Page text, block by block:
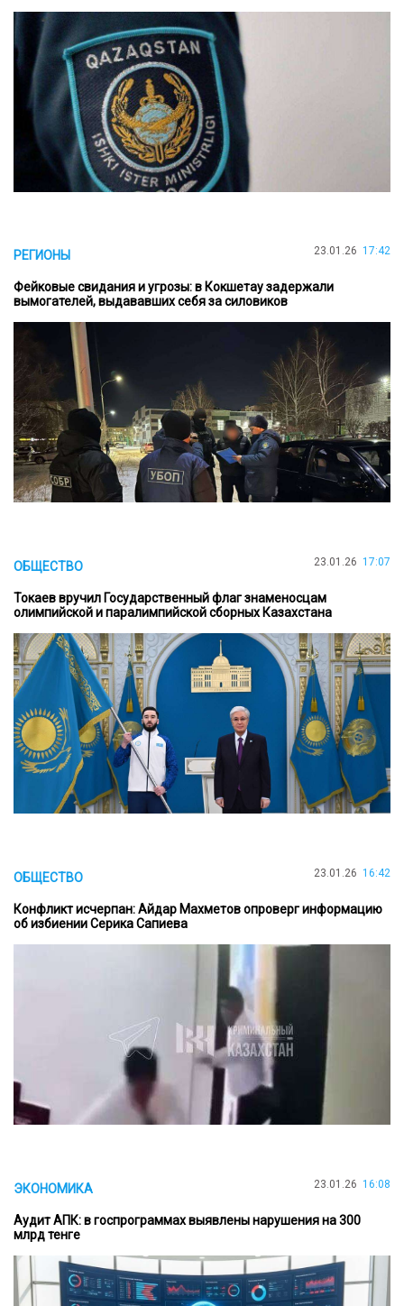
РЕГИОНЫ 23.01.26 17:42
Фейковые свидания и угрозы: в Кокшетау задержали
вымогателей, выдававших себя за силовиков
ОБЩЕСТВО 23.01.26 17:07
Токаев вручил Государственный флаг знаменосцам
олимпийской и паралимпийской сборных Казахстана
ОБЩЕСТВО 23.01.26 16:42
Конфликт исчерпан: Айдар Махметов опроверг информацию
об избиении Серика Сапиева
ЭКОНОМИКА 23.01.26 16:08
Аудит АПК: в госпрограммах выявлены нарушения на 300
млрд тенге